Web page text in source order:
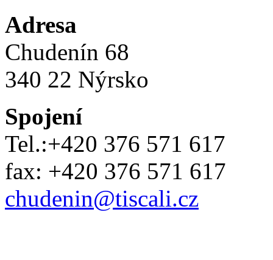
Adresa
Chudenín 68
340 22 Nýrsko
Spojení
Tel.:+420 376 571 617
fax: +420 376 571 617
chudenin@tiscali.cz